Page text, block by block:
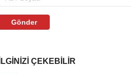
Gönder
İLGINIZI ÇEKEBILIR